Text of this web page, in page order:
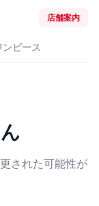
店舗案内
ンピース
された可能性が